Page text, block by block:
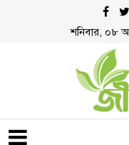
শনিবার, ০৮